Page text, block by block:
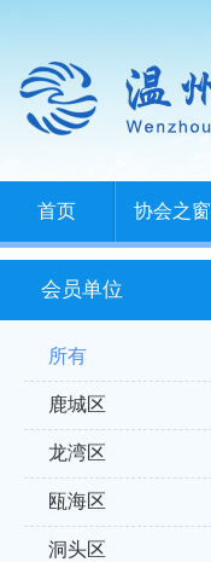
首页 协会之窗
会员单位
所有
鹿城区
龙湾区
瓯海区
洞头区